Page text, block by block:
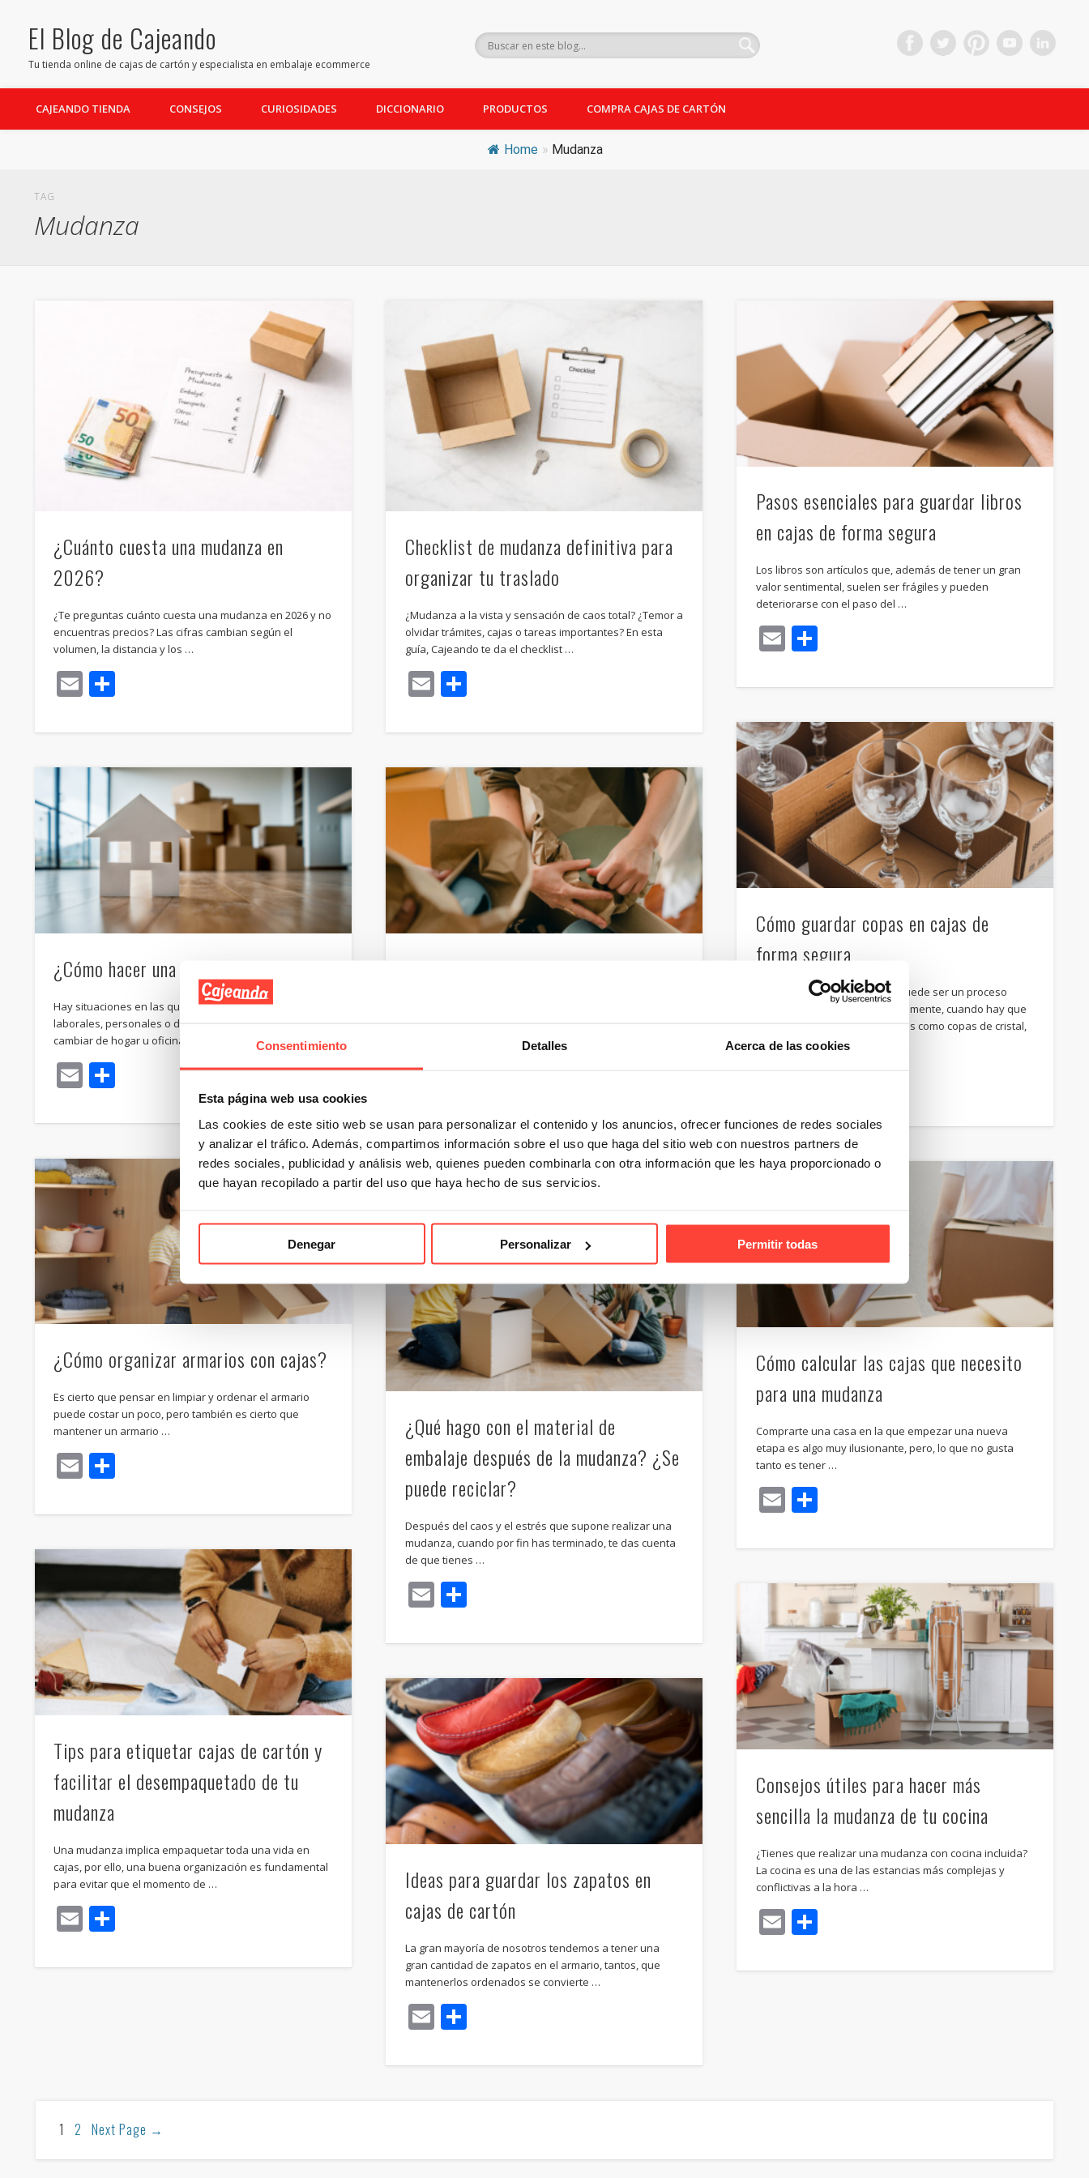
Consentimiento Detalles Acerca de las cookies
Esta página web usa cookies
Las cookies de este sitio web se usan para personalizar el contenido y los anuncios, ofrecer funciones de redes sociales
y analizar el tráfico. Además, compartimos información sobre el uso que haga del sitio web con nuestros partners de
redes sociales, publicidad y análisis web, quienes pueden combinarla con otra información que les haya proporcionado o
que hayan recopilado a partir del uso que haya hecho de sus servicios.
Denegar Personalizar Permitir todas
El Blog de Cajeando
Tu tienda online de cajas de cartón y especialista en embalaje ecommerce
FacebookTwitter PinterestYoutube
CAJEANDO TIENDA CONSEJOS CURIOSIDADES DICCIONARIO PRODUCTOS COMPRA CAJAS DE CARTÓN
Home » Mudanza
TAG
Mudanza
¿Cuánto cuesta una mudanza en
2026?
¿Te preguntas cuánto cuesta una mudanza en 2026 y no
encuentras precios? Las cifras cambian según el
volumen, la distancia y los …
Email
Checklist de mudanza definitiva para
organizar tu traslado
¿Mudanza a la vista y sensación de caos total? ¿Temor a
olvidar trámites, cajas o tareas importantes? En esta
guía, Cajeando te da el checklist …
EmailCompartir
Pasos esenciales para guardar libros
en cajas de forma segura
Los libros son artículos que, además de tener un gran
valor sentimental, suelen ser frágiles y pueden
deteriorarse con el paso del …
EmailCompartir
Cómo guardar copas en cajas de
forma segura
Como sabrás, una mudanza puede ser un proceso
realmente estresante, especialmente, cuando hay que
transportar objetos muy frágiles como copas de cristal,
…
¿Cómo hacer una mudanza express?
Hay situaciones en las que, ya sea por motivos
laborales, personales o de emergencia, tienes que
cambiar de hogar u oficina en …
EmailCompartir
artículos que, por su fragilidad, precisan de un cuidado
especial para evitar riesgos durante …
¿Cómo organizar armarios con cajas?
Es cierto que pensar en limpiar y ordenar el armario
puede costar un poco, pero también es cierto que
mantener un armario …
Email
Cómo calcular las cajas que necesito
para una mudanza
Comprarte una casa en la que empezar una nueva
etapa es algo muy ilusionante, pero, lo que no gusta
tanto es tener …
EmailCompartir
¿Qué hago con el material de
embalaje después de la mudanza? ¿Se
puede reciclar?
Después del caos y el estrés que supone realizar una
mudanza, cuando por fin has terminado, te das cuenta
de que tienes …
EmailCompartir
Tips para etiquetar cajas de cartón y
facilitar el desempaquetado de tu
mudanza
Una mudanza implica empaquetar toda una vida en
cajas, por ello, una buena organización es fundamental
para evitar que el momento de …
Email
Consejos útiles para hacer más
sencilla la mudanza de tu cocina
¿Tienes que realizar una mudanza con cocina incluida?
La cocina es una de las estancias más complejas y
conflictivas a la hora …
EmailCompartir
Ideas para guardar los zapatos en
cajas de cartón
La gran mayoría de nosotros tendemos a tener una
gran cantidad de zapatos en el armario, tantos, que
mantenerlos ordenados se convierte …
EmailCompartir
1 2 Next Page →